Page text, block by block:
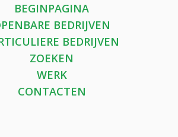
BEGINPAGINA
BEDRIJVEN
BEDRIJVEN
ZOEKEN
WERK
CONTACTEN